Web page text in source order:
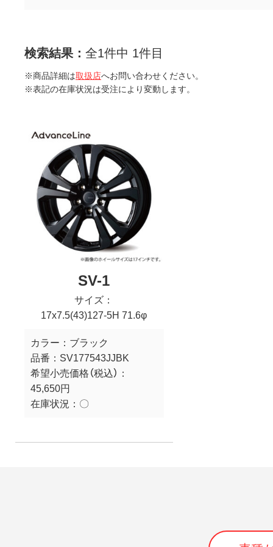
検索結果： 全1件中 1件目
※商品詳細は取扱店へお問い合わせください。
※表記の在庫状況は受注により変動します。
SV-1
サイズ：
17x7.5(43)127-5H 71.6φ
カラー： ブラック
品番： SV177543JJBK
希望小売価格（税込）：
45,650円
在庫状況： 〇